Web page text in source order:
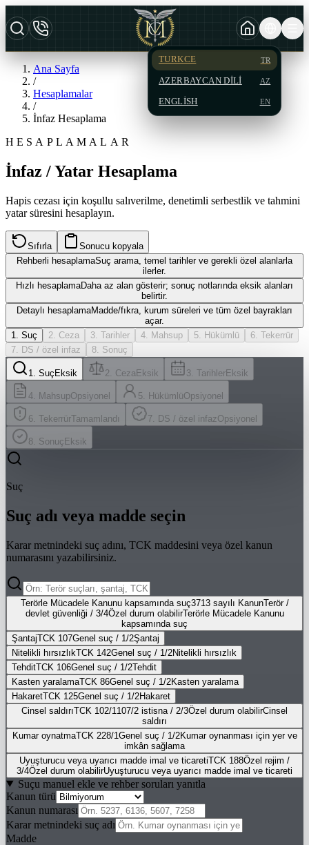
TURKCE TR
AZERBAYCAN DILI AZ
ENGLISH EN
Ana Sayfa
/
Hesaplamalar
/
İnfaz Hesaplama
HESAPLAMALAR
İnfaz / Yatar Hesaplama
Hapis cezası için koşullu salıverilme, denetimli serbestlik ve tahmini
yatar süresini hesaplayın.
Sıfırla
Sonucu kopyala
Rehberli hesaplamaSuç arama, temel tarihler ve gerekli özel alanlarla
ilerler.
Hızlı hesaplamaDaha az alan gösterir; sonuç notlarında eksik alanları
belirtir.
Detaylı hesaplamaMadde/fıkra, kurum süreleri ve tüm özel bayrakları
açar.
1
Suç 2 Ceza 3 Tarihler 4 Mahsup 5 Hükümlü 6 Tekerrür
7
DS / özel infaz 8 Sonuç
1 Suç Eksik 2 Ceza Eksik 3 TarihlerEksik
4 MahsupOpsiyonel 5 HükümlüOpsiyonel
6 TekerrürTamamlandı 7 DS / özel infazOpsiyonel
8 Sonuç Eksik
Suç
Suç adı veya madde seçin
Karar metnindeki suç adını, TCK maddesini veya özel kanun
numarasını yazabilirsiniz.
Terörle Mücadele Kanunu kapsamında suç3713 sayılı KanunTerör /
devlet güvenliği / 3/4Özel durum olabilirTerörle Mücadele Kanunu
kapsamında suç
ŞantajTCK 107Genel suç / 1/2Şantaj
Nitelikli hırsızlıkTCK 142Genel suç / 1/2Nitelikli hırsızlık
TehditTCK 106Genel suç / 1/2Tehdit
Kasten yaralamaTCK 86Genel suç / 1/2Kasten yaralama
HakaretTCK 125Genel suç / 1/2Hakaret
Cinsel saldırıTCK 102/1 107/2 istisna / 2/3Özel durum olabilirCinsel
saldırı
Kumar oynatmaTCK 228/1Genel suç / 1/2Kumar oynanması için yer ve
imkân sağlama
Uyuşturucu veya uyarıcı madde imal ve ticaretiTCK 188Özel rejim /
3/4Özel durum olabilirUyuşturucu veya uyarıcı madde imal ve ticareti
Suçu manuel ekle ve rehber soruları yanıtla
Kanun türü
Kanun numarası
Karar metnindeki suç adı
Madde